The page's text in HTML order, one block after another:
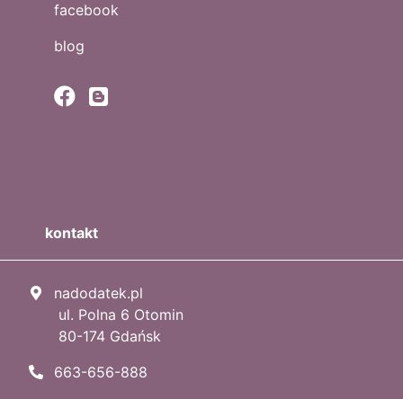
facebook
blog
kontakt
nadodatek.pl
ul. Polna 6 Otomin
80-174 Gdańsk
663-656-888